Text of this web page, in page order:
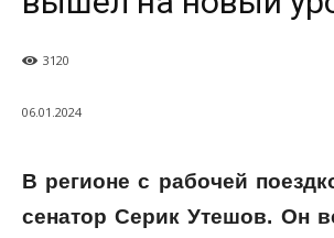
3120
06.01.2024
В регионе с рабочей
сенатор Серик Утешов. Он